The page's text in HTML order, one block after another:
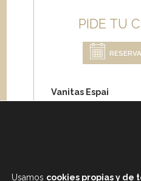
PIDE TU
Vanitas Espai
Carrer de Paris 204
Usamos cookies propias y de